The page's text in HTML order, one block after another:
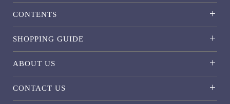
CONTENTS
SHOPPING GUIDE
ABOUT US
CONTACT US